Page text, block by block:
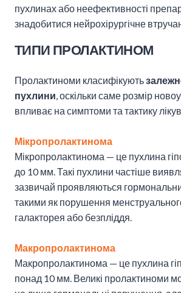
пухлинах або неефективності
знадобитися нейрохірургічне
ТИПИ ПРОЛАКТИНОМ
Пролактиноми класифікують
пухлини, оскільки саме розмір
впливає на симптоми та тактику
Мікропролактинома
Мікропролактинома — це пухлина
до 10 мм. Такі пухлини частіше
зазвичай проявляються
такими як порушення
галакторея або безпліддя.
Макропролактинома
Макропролактинома — це пухлина
понад 10 мм. Великі пролактиноми